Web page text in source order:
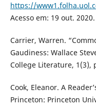
https://
Acesso em: 19 out. 2020.
Carrier, Warren.
Gaudiness: Wallace
College Literature, 1(3),
Cook, Eleanor. A
Princeton: Princeton